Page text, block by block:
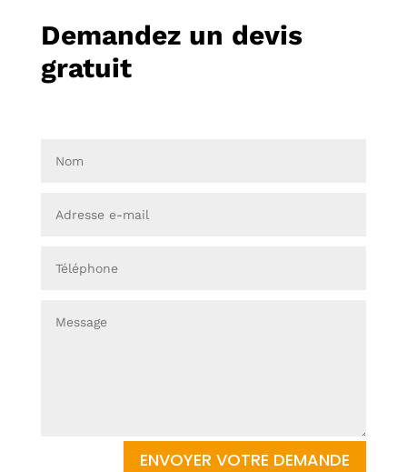
Demandez un devis
gratuit
ENVOYER VOTRE DEMANDE